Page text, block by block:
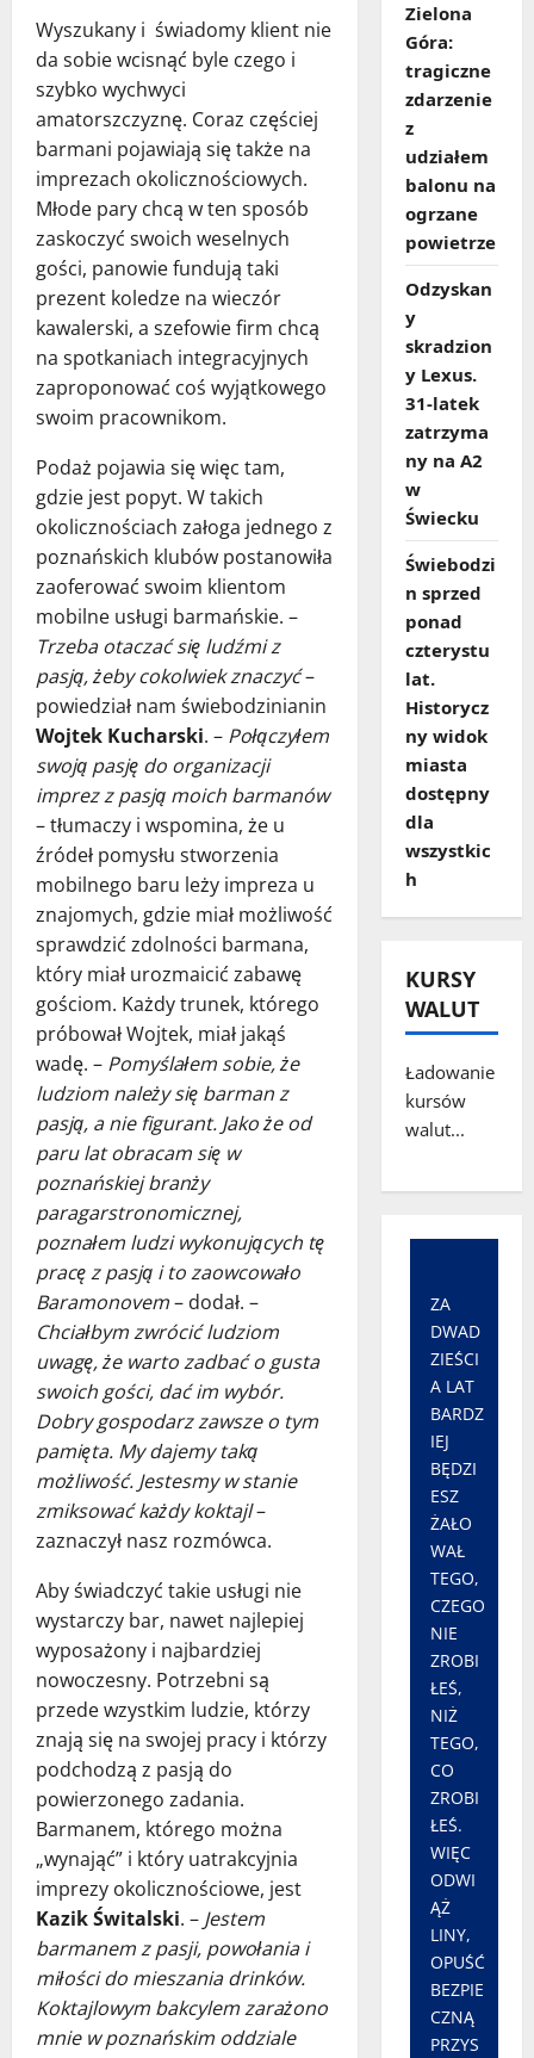
Wyszukany i świadomy klient nie
da sobie wcisnąć byle czego i
szybko wychwyci
amatorszczyznę. Coraz częściej
barmani pojawiają się także na
imprezach okolicznościowych.
Młode pary chcą w ten sposób
zaskoczyć swoich weselnych
gości, panowie fundują taki
prezent koledze na wieczór
kawalerski, a szefowie firm chcą
na spotkaniach integracyjnych
zaproponować coś wyjątkowego
swoim pracownikom.
Podaż pojawia się więc tam,
gdzie jest popyt. W takich
okolicznościach załoga jednego z
poznańskich klubów postanowiła
zaoferować swoim klientom
mobilne usługi barmańskie. –
Trzeba otaczać się ludźmi z
pasją, żeby cokolwiek znaczyć–
powiedział nam świebodzinianin
Wojtek Kucharski. – Połączyłem
swoją pasję do organizacji
imprez z pasją moich barmanów
– tłumaczy i wspomina, że u
źródeł pomysłu stworzenia
mobilnego baru leży impreza u
znajomych, gdzie miał możliwość
sprawdzić zdolności barmana,
który miał urozmaicić zabawę
gościom. Każdy trunek, którego
próbował Wojtek, miał jakąś
wadę. – Pomyślałem sobie, że
ludziom należy się barman z
pasją, a nie figurant. Jako że od
paru lat obracam się w
poznańskiej branży
paragarstronomicznej,
poznałem ludzi wykonujących tę
pracę z pasją i to zaowcowało
Baramonovem– dodał. –
Chciałbym zwrócić ludziom
uwagę, że warto zadbać o gusta
swoich gości, dać im wybór.
Dobry gospodarz zawsze o tym
pamięta. My dajemy taką
możliwość. Jestesmy w stanie
zmiksować każdy koktajl–
zaznaczył nasz rozmówca.
Aby świadczyć takie usługi nie
wystarczy bar, nawet najlepiej
wyposażony i najbardziej
nowoczesny. Potrzebni są
przede wzystkim ludzie, którzy
znają się na swojej pracy i którzy
podchodzą z pasją do
powierzonego zadania.
Barmanem, którego można
„wynająć” i który uatrakcyjnia
imprezy okolicznościowe, jest
Kazik Świtalski. – Jestem
barmanem z pasji, powołania i
miłości do mieszania drinków.
Koktajlowym bakcylem zarażono
mnie w poznańskim oddziale
Zielona
Góra:
tragiczne
zdarzenie
z
udziałem
balonu na
ogrzane
powietrze
Odzyskan
y
skradzion
y Lexus.
31‑latek
zatrzyma
ny na A2
w
Świecku
Świebodzi
n sprzed
ponad
czterystu
lat.
Historycz
ny widok
miasta
dostępny
dla
wszystkic
h
KURSY
WALUT
Ładowanie
kursów
walut...
ZA
DWAD
ZIEŚCI
A LAT
BARDZ
IEJ
BĘDZI
ESZ
ŻAŁO
WAŁ
TEGO,
CZEGO
NIE
ZROBI
ŁEŚ,
NIŻ
TEGO,
CO
ZROBI
ŁEŚ.
WIĘC
ODWI
ĄŻ
LINY,
OPUŚĆ
BEZPIE
CZNĄ
PRZYS